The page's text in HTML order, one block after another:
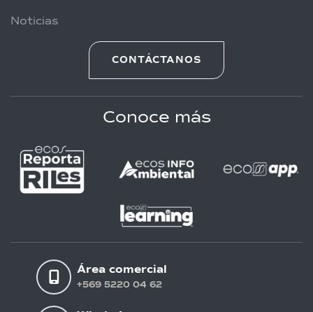
Noticias
CONTÁCTANOS
Conoce más
Área comercial
+569 5220 04 62